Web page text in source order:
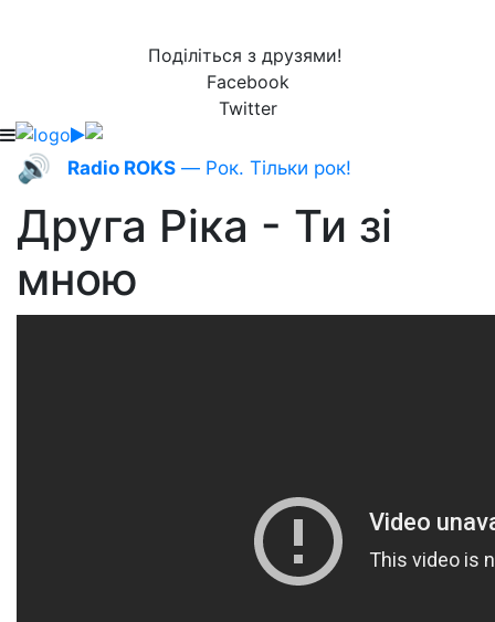
Поділіться з друзями!
Facebook
Twitter
🔊 Radio ROKS — Рок. Тільки рок!
Друга Ріка - Ти зі
мною